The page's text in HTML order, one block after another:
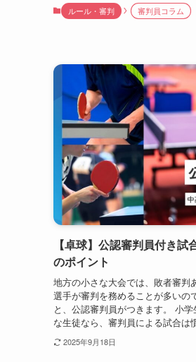
ルール・審判 審判員コラム
【卓球】公認審判員付き
のポイント
地方の小さな大会では、敗者審判
選手が審判を務めることが多いの
と、公認審判員がつきます。 小
な生徒なら、審判員による試合は
2025年9月18日